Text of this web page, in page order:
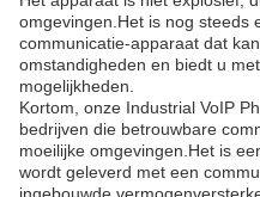
omgevingen.Het is nog steeds
communicatie-apparaat dat
omstandigheden en biedt u
mogelijkheden.
Kortom, onze Industrial VoIP
bedrijven die betrouwbare
moeilijke omgevingen.Het is
wordt geleverd met een